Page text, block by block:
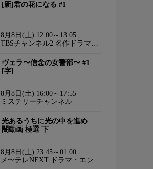
[新]君の花になる #1
8月8日(土) 12:00～13:05
TBSチャンネル2 名作ドラマ・
ヴェラ〜信念の女警部〜 #1
[字]
8月8日(土) 16:00～17:55
ミステリーチャンネル
光あるうちに光の中を進め
闇動画 極選 下
8月8日(土) 23:45～01:00
メ〜テレNEXT ドラマ・エンタ